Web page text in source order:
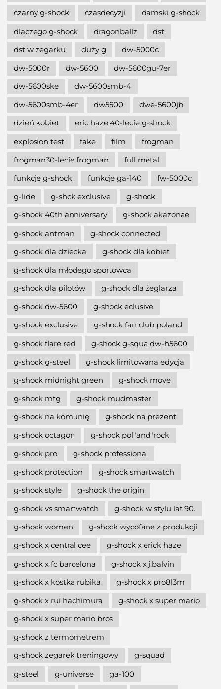
czarny g-shock
czasdecyzji
damski g-shock
dlaczego g-shock
dragonballz
dst
dst w zegarku
duży g
dw-5000c
dw-5000r
dw-5600
dw-5600gu-7er
dw-5600ske
dw-5600smb-4
dw-5600smb-4er
dw5600
dwe-5600jb
dzień kobiet
eric haze 40-lecie g-shock
explosion test
fake film
frogman
frogman30-lecie frogman
full metal
funkcje g-shock
funkcje ga-140
fw-5000c
g-lide
g-shck exclusive
g-shock
g-shock 40th anniversary
g-shock akazonae
g-shock antman
g-shock connected
g-shock dla dziecka
g-shock dla kobiet
g-shock dla młodego sportowca
g-shock dla pilotów
g-shock dla żeglarza
g-shock dw-5600
g-shock eclusive
g-shock exclusive
g-shock fan club poland
g-shock flare red
g-shock g-squa dw-h5600
g-shock g-steel
g-shock limitowana edycja
g-shock midnight green
g-shock move
g-shock mtg
g-shock mudmaster
g-shock na komunię
g-shock na prezent
g-shock octagon
g-shock pol"and"rock
g-shock pro
g-shock professional
g-shock protection
g-shock smartwatch
g-shock style
g-shock the origin
g-shock vs smartwatch
g-shock w stylu lat 90.
g-shock women
g-shock wycofane z produkcji
g-shock x central cee
g-shock x erick haze
g-shock x fc barcelona
g-shock x j.balvin
g-shock x kostka rubika
g-shock x pro8l3m
g-shock x rui hachimura
g-shock x super mario
g-shock x super mario bros
g-shock z termometrem
g-shock zegarek treningowy
g-squad
g-steel
g-universe
ga-100